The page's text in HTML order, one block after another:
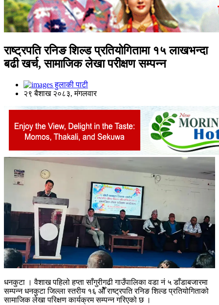
राष्ट्रपति रनिङ शिल्ड प्रतियोगितामा १५ लाखभन्दा
बढी खर्च, सामाजिक लेखा परीक्षण सम्पन्न
हुलाकी पाटी
२९ बैशाख २०८३, मंगलवार
धनकुटा । वैशाख पहिलो हप्ता साँगुरीगढी गाउँपालिका वडा नं ५ डाँडाबजारमा
सम्पन्न धनकुटा जिल्ला स्तरीय १६ ओैँ राष्ट्रपति रनिङ शिल्ड प्रतियोगिताको
सामाजिक लेखा परिक्षण कार्यक्रम सम्पन्न गरिएको छ ।